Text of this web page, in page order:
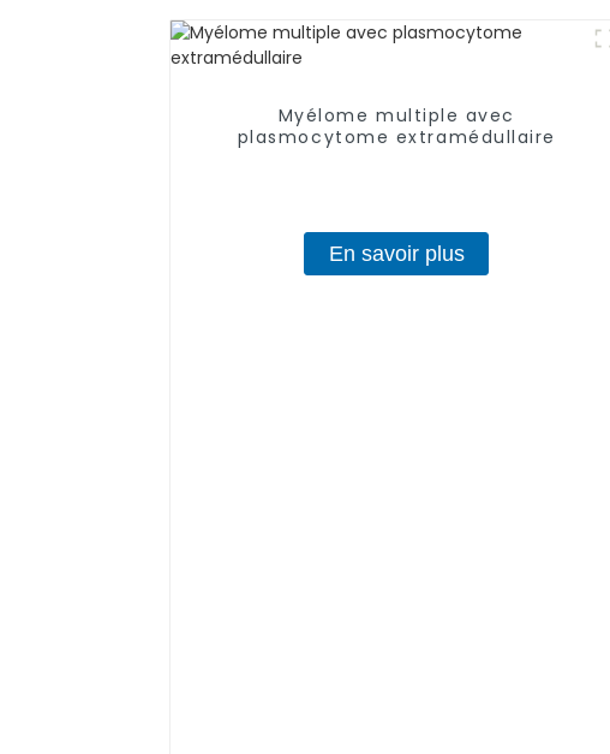
Myélome multiple avec
plasmocytome extramédullaire
En savoir plus